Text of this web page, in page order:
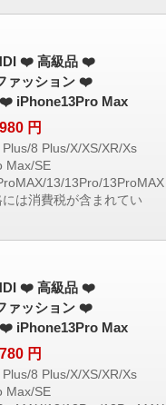
❤️ 高級品 ❤️
ァッション ❤️
iPhone13Pro Max
円
8 Plus/X/XS/XR/Xs
Max/SE
13/13Pro/13ProMAX
は消費税が含まれてい
❤️ 高級品 ❤️
ァッション ❤️
iPhone13Pro Max
円
8 Plus/X/XS/XR/Xs
Max/SE